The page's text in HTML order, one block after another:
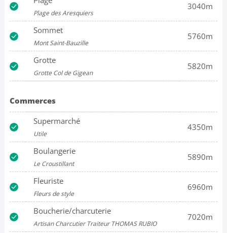
Plage des Aresquiers
3040m
Sommet
Mont Saint-Bauzille
5760m
Grotte
Grotte Col de Gigean
5820m
Commerces
Supermarché
Utile
4350m
Boulangerie
Le Croustillant
5890m
Fleuriste
Fleurs de style
6960m
Boucherie/charcuterie
Artisan Charcutier Traiteur THOMAS RUBIO
7020m